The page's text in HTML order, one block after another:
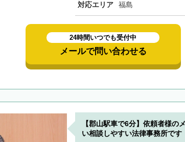
対応エリア 福島
24時間いつでも受付中
メールで問い合わせる
【郡山駅車で6分】依頼者様の
い相談しやすい法律事務所です